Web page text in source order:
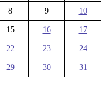
8 9 10
15 16 17
22 23 24
29 30
31